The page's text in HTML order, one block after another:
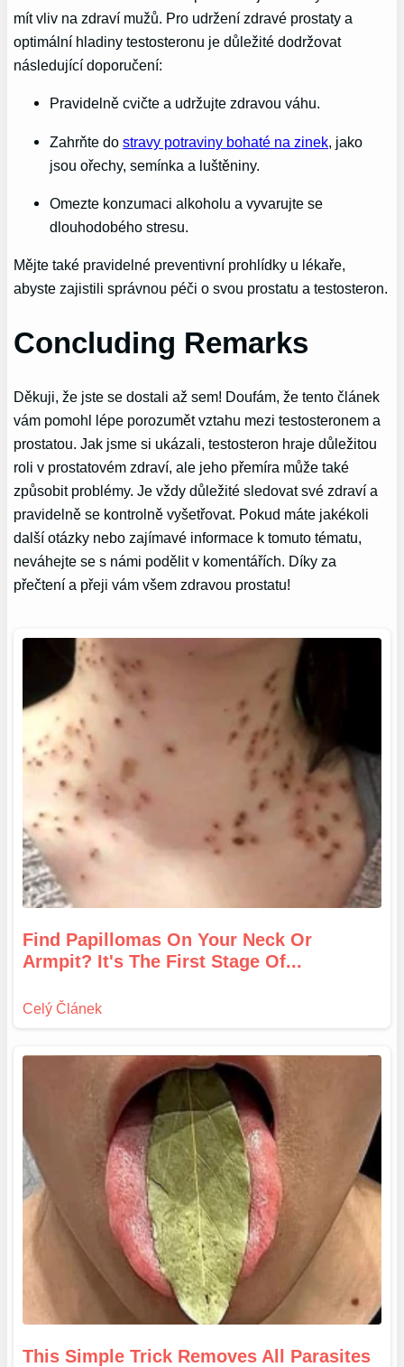
mít vliv na zdraví mužů. Pro udržení zdravé prostaty a
optimální hladiny testosteronu je důležité dodržovat
následující doporučení:
Pravidelně cvičte a udržujte zdravou váhu.
Zahrňte dostravy potraviny bohaté na zinek, jako
jsou ořechy, semínka a luštěniny.
Omezte konzumaci alkoholu a vyvarujte se
dlouhodobého stresu.
Mějte také pravidelné preventivní prohlídky u lékaře,
abyste zajistili správnou péči o svou prostatu a testosteron.
Concluding Remarks
Děkuji, že jste se dostali až sem! Doufám, že tento článek
vám pomohl lépe porozumět vztahu mezi testosteronem a
prostatou. Jak jsme si ukázali, testosteron hraje důležitou
roli v prostatovém zdraví, ale jeho přemíra může také
způsobit problémy. Je vždy důležité sledovat své zdraví a
pravidelně se kontrolně vyšetřovat. Pokud máte jakékoli
další otázky nebo zajímavé informace k tomuto tématu,
neváhejte se s námi podělit v komentářích. Díky za
přečtení a přeji vám všem zdravou prostatu!
Find Papillomas On Your Neck Or
Armpit? It's The First Stage Of...
This Simple Trick Removes All Parasites